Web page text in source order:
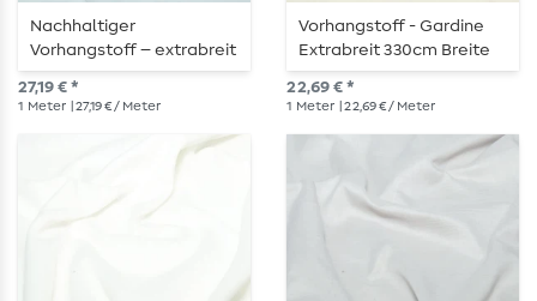
Nachhaltiger
Vorhangstoff – extrabreit
330 cm in Reinweiß
27,19 € *
1 Meter | 27,19 € / Meter
Vorhangstoff - Gardine
Extrabreit 330cm Breite
Geflammt Champagner
22,69 € *
1 Meter | 22,69 € / Meter